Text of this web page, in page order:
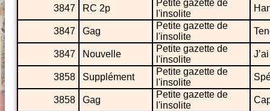
3847 RC 2p
Petite gazette de
l'insolite
3847 Gag
Petite gazette de
l'insolite
3847 Nouvelle
Petite gazette de
l'insolite
3858 Supplément
Petite gazette de
l'insolite
3858 Gag
Petite gazette de
l'insolite